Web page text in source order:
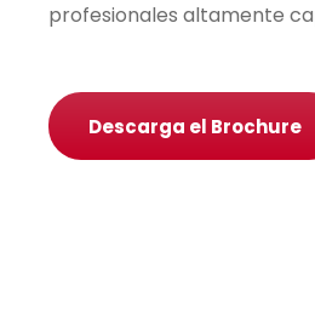
profesionales altamente
Descarga el Brochure